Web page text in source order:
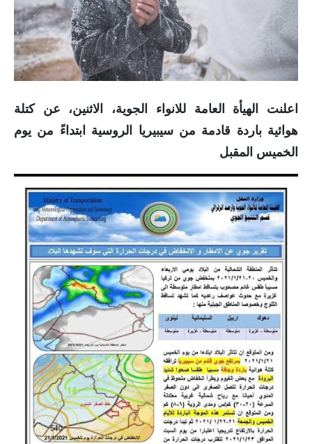
قطع الاراضي
اخبار العراق
الاخبار السياسية
الاخبار الامنية
الاخبار الاقتصادية
الاخبار الرياضية
المدارس
اخبار وقرارات وزارة التربية
نتائج الامتحانات
المرحلة الابتدائية
المرحلة المتوسطة
المرحلة الاعدادية
اسئلة وزارية
المرحلة الابتدائية
اعلنت الهيأة العامة للانواء الجوية، الاثنين، عن كتلة
هوائية باردة قادمة من سيبيريا الروسية ابتداءً من يوم
الخميس المقبل